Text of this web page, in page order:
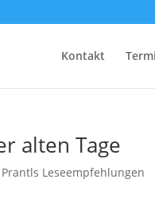
Kontakt
alten Tage
Prantls Leseempfehlungen